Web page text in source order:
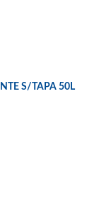
CAJA MAXI CROWNEST TRANSPARENTE S/TAPA 50L